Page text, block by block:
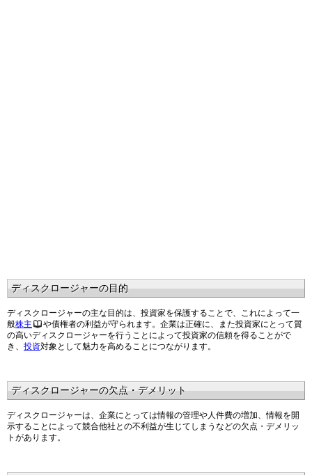
ディスクロージャーの目的
ディスクロージャーの主な目的は、投資家を保護することで、これによって一
般株主
や債権者の利益が守られます。企業は正確に、また投資家にとって質
の高いディスクロージャーを行うことによって投資家の信頼を得ることがで
き、 投資対象として魅力を高めることにつながります。
ディスクロージャーの欠点・デメリット
ディスクロージャーは、企業にとっては情報の管理や人件費の増加、情報を開
示することによって競合他社との不利益が生じてしまうなどの欠点・デメリッ
トがあります。